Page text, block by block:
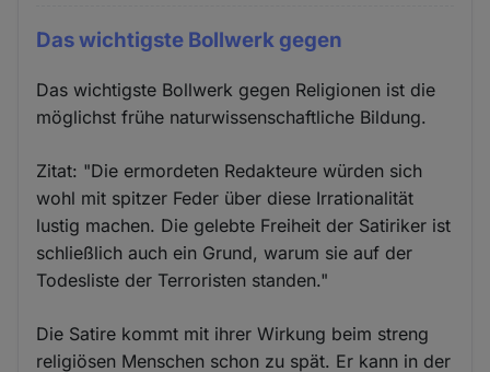
Das wichtigste Bollwerk gegen
Das wichtigste Bollwerk gegen Religionen ist die
möglichst frühe naturwissenschaftliche Bildung.
Zitat: "Die ermordeten Redakteure würden sich
wohl mit spitzer Feder über diese Irrationalität
lustig machen. Die gelebte Freiheit der Satiriker ist
schließlich auch ein Grund, warum sie auf der
Todesliste der Terroristen standen."
Die Satire kommt mit ihrer Wirkung beim streng
religiösen Menschen schon zu spät. Er kann in der